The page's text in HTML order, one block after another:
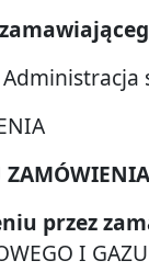
Administracja
ZAMÓWIENIA
przez
I